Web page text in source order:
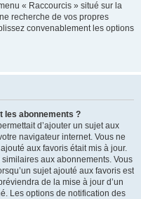
« Raccourcis » situé sur la
recherche de vos propres
convenablement les options
les abonnements ?
d’ajouter un sujet aux
navigateur internet. Vous ne
aux favoris était mis à jour.
aux abonnements. Vous
sujet ajouté aux favoris est
de la mise à jour d’un
Les options de notification des